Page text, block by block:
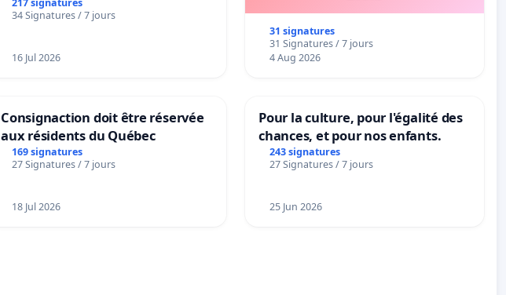
217 signatures
34 Signatures / 7 jours
16 Jul 2026
31 signatures
31 Signatures / 7 jours
4 Aug 2026
Consignaction doit être réservée
aux résidents du Québec
169 signatures
27 Signatures / 7 jours
18 Jul 2026
Pour la culture, pour l'égalité des
chances, et pour nos enfants.
243 signatures
27 Signatures / 7 jours
25 Jun 2026